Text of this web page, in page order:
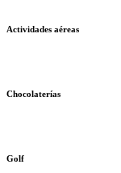
Actividades aéreas
Chocolaterías
Golf